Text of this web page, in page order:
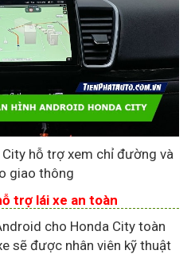
hỗ trợ xem chỉ đường và
giao thông
trợ lái xe an toàn
cho Honda City toàn
sẽ được nhân viên kỹ thuật